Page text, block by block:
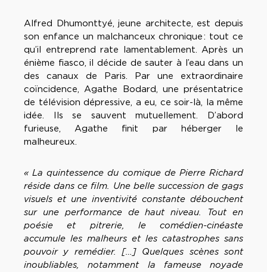
Alfred Dhumonttyé, jeune architecte, est depuis
son enfance un malchanceux chronique : tout ce
qu’il entreprend rate lamentablement. Après un
énième fiasco, il décide de sauter à l’eau dans un
des canaux de Paris. Par une extraordinaire
coïncidence, Agathe Bodard, une présentatrice
de télévision dépressive, a eu, ce soir-là, la même
idée. Ils se sauvent mutuellement. D’abord
furieuse, Agathe finit par héberger le
malheureux.
« La quintessence du comique de Pierre Richard
réside dans ce film. Une belle succession de gags
visuels et une inventivité constante débouchent
sur une performance de haut niveau. Tout en
poésie et pitrerie, le comédien-cinéaste
accumule les malheurs et les catastrophes sans
pouvoir y remédier. […] Quelques scènes sont
inoubliables, notamment la fameuse noyade